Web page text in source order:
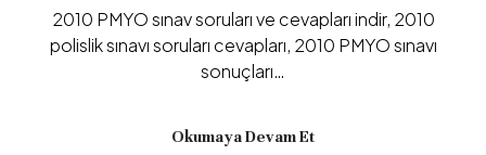
2010 PMYO sınav soruları ve cevapları indir, 2010
polislik sınavı soruları cevapları, 2010 PMYO sınavı
sonuçları…
Okumaya Devam Et